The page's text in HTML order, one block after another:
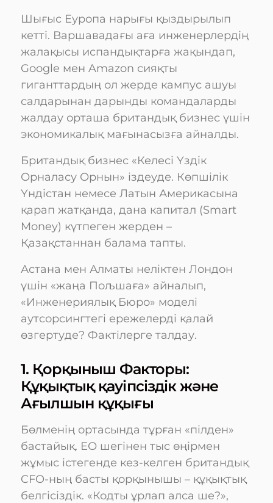
Шығыс Еуропа нарығы қыздырылып
кетті. Варшавадағы аға инженерлердің
жалақысы испандықтарға жақындап,
Google мен Amazon сияқты
гиганттардың ол жерде кампус ашуы
салдарынан дарынды командаларды
жалдау орташа британдық бизнес үшін
экономикалық мағынасызға айналды.
Британдық бизнес «Келесі Үздік
Орналасу Орнын» іздеуде. Көпшілік
Үндістан немесе Латын Америкасына
қарап жатқанда, дана капитал (Smart
Money) күтпеген жерден –
Қазақстаннан балама тапты.
Астана мен Алматы неліктен Лондон
үшін «жаңа Пољшаға» айналып,
«Инженериялық Бюро» моделі
аутсорсингтегі ережелерді қалай
өзгертуде? Фактілерге талдау.
1. Қорқыныш Факторы:
Құқықтық қауіпсіздік және
Ағылшын құқығы
Бөлменің ортасында тұрған «пілден»
бастайық. ЕО шегінен тыс өңірмен
жұмыс істегенде кез-келген британдық
CFO-ның басты қорқынышы – құқықтық
белгісіздік. «Кодты ұрлап алса ше?»,